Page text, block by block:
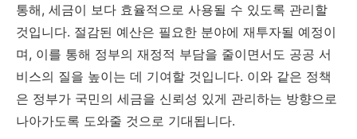
통해, 세금이 보다 효율적으로 사용될 수 있도록 관리할
것입니다. 절감된 예산은 필요한 분야에 재투자될 예정이
며, 이를 통해 정부의 재정적 부담을 줄이면서도 공공 서
비스의 질을 높이는 데 기여할 것입니다. 이와 같은 정책
은 정부가 국민의 세금을 신뢰성 있게 관리하는 방향으로
나아가도록 도와줄 것으로 기대됩니다.